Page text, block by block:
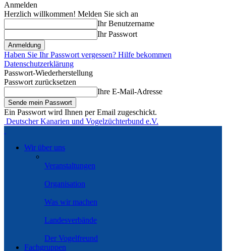
Anmelden
Herzlich willkommen! Melden Sie sich an
Ihr Benutzername
Ihr Passwort
Haben Sie Ihr Passwort vergessen? Hilfe bekommen
Datenschutzerklärung
Passwort-Wiederherstellung
Passwort zurücksetzen
Ihre E-Mail-Adresse
Ein Passwort wird Ihnen per Email zugeschickt.
Deutscher Kanarien und Vogelzüchterbund e.V.
Wir über uns
Veranstaltungen
Organisation
Was wir machen
Landesverbände
Der Vogelfreund
Fachgruppen